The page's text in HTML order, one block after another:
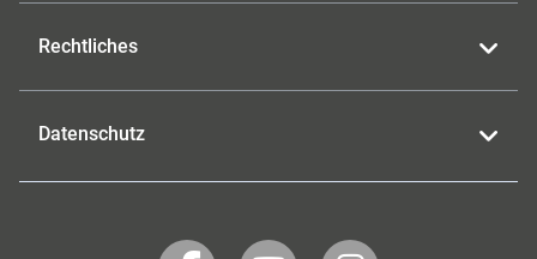
Rechtliches
Datenschutz